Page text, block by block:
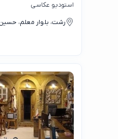
استودیو عکاسی
رشت، بلوار معلم، حسین